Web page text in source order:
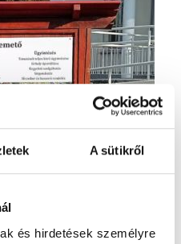
A sütikről
és hirdetések személyre
Köztemető